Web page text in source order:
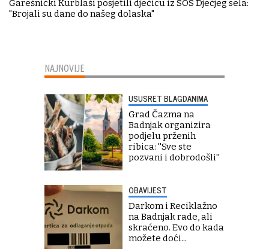
Garešnički Kurblaši posjetili dječicu iz SOS Dječjeg sela:
"Brojali su dane do našeg dolaska"
NAJNOVIJE
USUSRET BLAGDANIMA
Grad Čazma na
Badnjak organizira
podjelu prženih
ribica: ''Sve ste
pozvani i dobrodošli''
OBAVIJEST
Darkom i Reciklažno
na Badnjak rade, ali
skraćeno. Evo do kada
možete doći...